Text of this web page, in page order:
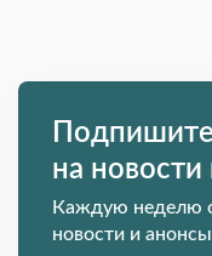
на
Каждую неделю
новости и анонсы